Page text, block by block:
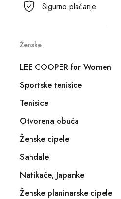
Sigurno plaćanje
Ženske
LEE COOPER for Women
Sportske tenisice
Tenisice
Otvorena obuća
Ženske cipele
Sandale
Natikače, Japanke
Ženske planinarske cipele